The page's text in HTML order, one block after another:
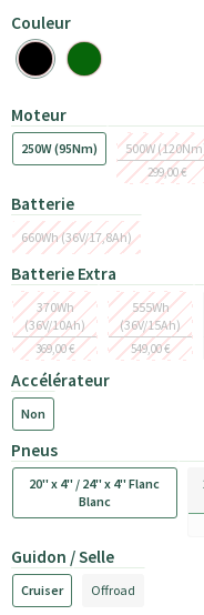
Couleur
Moteur
250W (95Nm) 500W
299,00 €
Batterie
660Wh (36V/17,8Ah)
Batterie Extra
370Wh
(36V/10Ah)
369,00 €
555Wh
(36V/15Ah)
549,00 €
Accélérateur
Non
Pneus
20'' x 4'' / 24'' x 4'' Flanc
Blanc
Guidon / Selle
Cruiser Offroad